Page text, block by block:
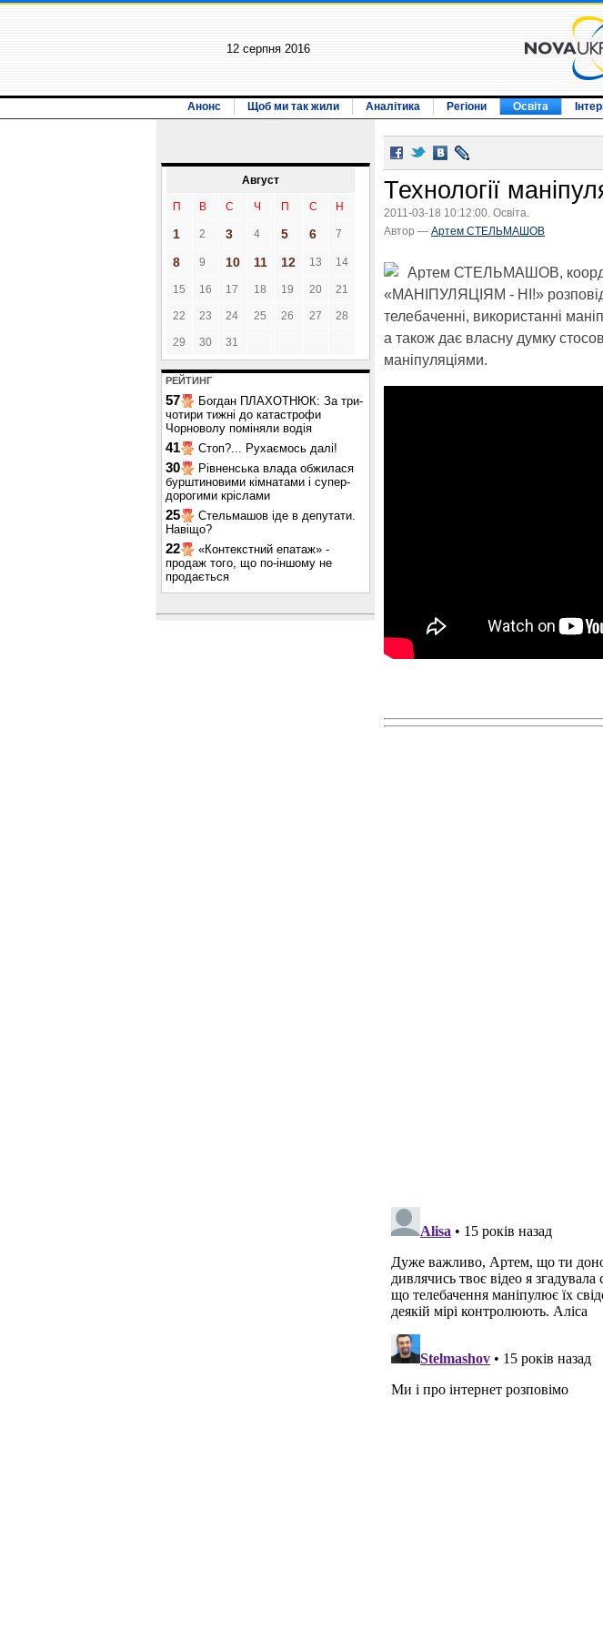
12 серпня 2016
Анонс Щоб ми так жили Аналітика Регіони Освіта
Август
П В С Ч П С Н
1 2 3 4 5 6 7
8 9 10 11 12 13 14
15 16 17 18 19 20 21
22 23 24 25 26 27 28
29 30 31
РЕЙТИНГ
57
Богдан ПЛАХОТНЮК: За три-
чотири тижні до катастрофи
Чорноволу поміняли водія
41 Стоп?... Рухаємось далі!
30
Рівненська влада обжилася
бурштиновими кімнатами і супер-
дорогими кріслами
25
Стельмашов іде в депутати.
Навіщо?
22
«Контекстний епатаж» -
продаж того, що по-іншому не
продається
Технології
2011-03-18 10:12:00. Освіта.
Автор — Артем СТЕЛЬМАШОВ
Артем СТЕЛЬМАШОВ,
«МАНІПУЛЯЦІЯМ - НІ!»
телебаченні, використанні
а також дає власну думку
маніпуляціями.